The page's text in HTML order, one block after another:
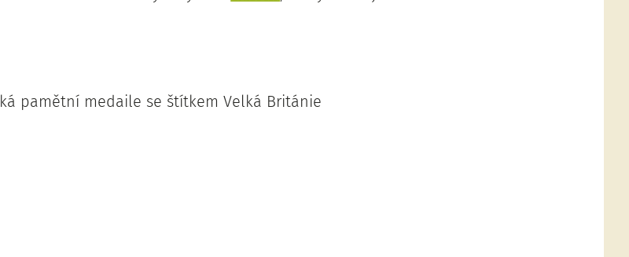
pamětní medaile se štítkem Velká Británie